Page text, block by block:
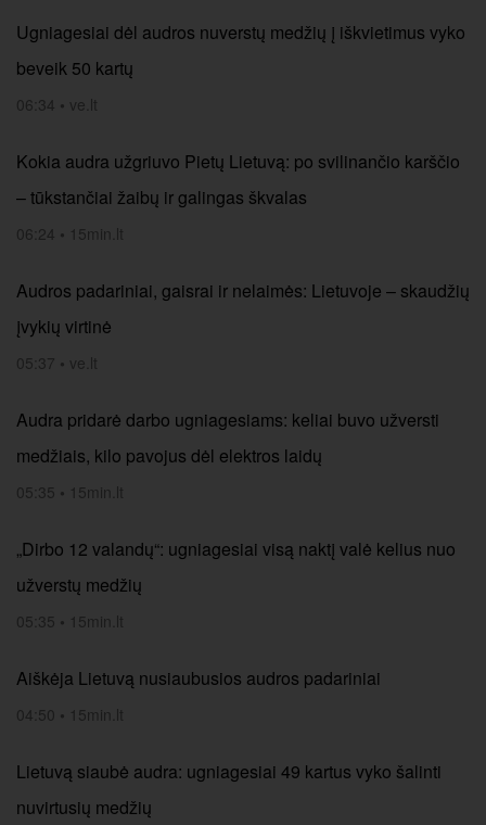
Ugniagesiai dėl audros nuverstų medžių į iškvietimus vyko
beveik 50 kartų
06:34 • ve.lt
Kokia audra užgriuvo Pietų Lietuvą: po svilinančio karščio
– tūkstančiai žaibų ir galingas škvalas
06:24 • 15min.lt
Audros padariniai, gaisrai ir nelaimės: Lietuvoje – skaudžių
įvykių virtinė
05:37 • ve.lt
Audra pridarė darbo ugniagesiams: keliai buvo užversti
medžiais, kilo pavojus dėl elektros laidų
05:35 • 15min.lt
„Dirbo 12 valandų“: ugniagesiai visą naktį valė kelius nuo
užverstų medžių
05:35 • 15min.lt
Aiškėja Lietuvą nusiaubusios audros padariniai
04:50 • 15min.lt
Lietuvą siaubė audra: ugniagesiai 49 kartus vyko šalinti
nuvirtusių medžių